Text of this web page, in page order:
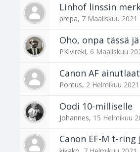
Linhof linssin
prepa, 7 Maaliskuu 2021
Oho, onpa tässä
PKivireki, 6 Maaliskuu
Canon AF
Pontus, 2 Helmikuu 2021
Oodi 10-milliselle
Johannes, 15 Helmikuu
Canon EF-M t-